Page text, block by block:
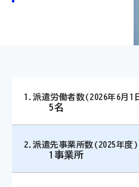
1.派遣労働者数(2026年6月1
5名
2.派遣先事業所数(2025年度)
1事業所